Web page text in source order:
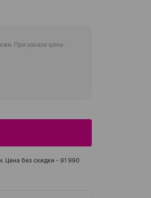
При заказе цена
Цена без скидки - 91 990